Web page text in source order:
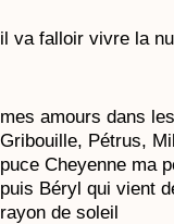
il va falloir vivre la
mes amours dans
Gribouille, Pétrus,
puce Cheyenne ma
puis Béryl qui vient
rayon de soleil